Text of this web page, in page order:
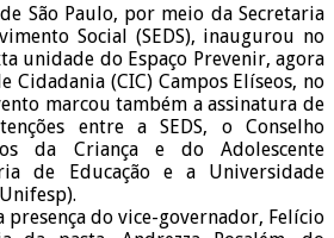
São Paulo, por meio da Secretaria
Social (SEDS), inaugurou no
unidade do Espaço Prevenir, agora
Cidadania (CIC) Campos Elíseos, no
marcou também a assinatura de
entre a SEDS, o Conselho
da Criança e do Adolescente
de Educação e a Universidade
presença do vice-governador, Felício